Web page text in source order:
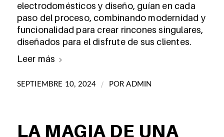
electrodomésticos y diseño, guían en cada
paso del proceso, combinando modernidad y
funcionalidad para crear rincones singulares,
diseñados para el disfrute de sus clientes.
Leer más
SEPTIEMBRE 10, 2024 / PORADMIN
LA MAGIA DE UNA